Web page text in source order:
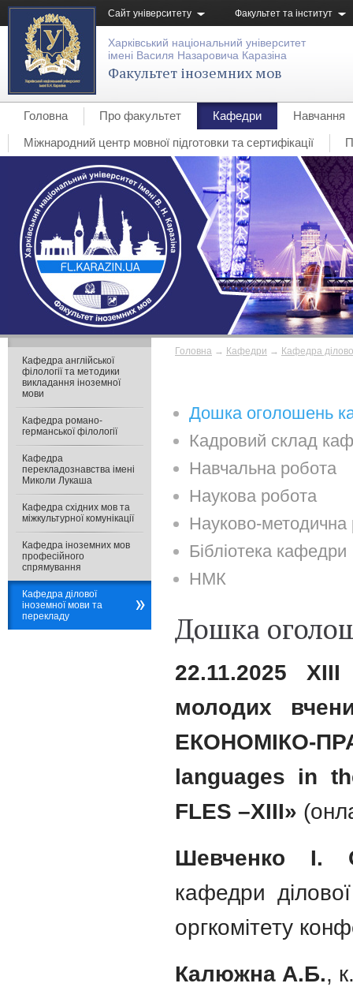
Сайт університету Факультет та інститут
Харківський національний університет
імені Василя Назаровича Каразіна
Факультет іноземних мов
Головна Про факультет Кафедри
Навчання
Міжнародний центр мовної підготовки та сертифікації
Головна → Кафедри → Кафедра
Дошка оголошень
Кадровий склад
Навчальна робота
Наукова робота
Науково-методична
Бібліотека кафедри
НМК
Дошка
22.11.2025
молодих
ЕКОНОМІКО-
languages in
FLES –ХIІІ»
Шевченко
кафедри
оргкомітету
Калюжна А.Б.,
Кафедра англійської
філології та методики
викладання іноземної
мови
Кафедра романо-
германської філології
Кафедра
перекладознавства імені
Миколи Лукаша
Кафедра східних мов та
міжкультурної комунікації
Кафедра іноземних мов
професійного
спрямування
Кафедра ділової
іноземної мови та
перекладу